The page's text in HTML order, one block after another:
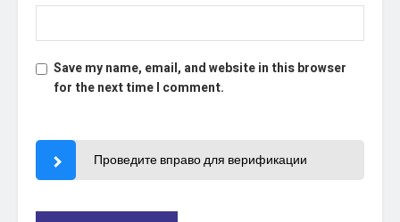
Save my name, email, and website in this browser
for the next time I comment.
Проведите вправо для верификации